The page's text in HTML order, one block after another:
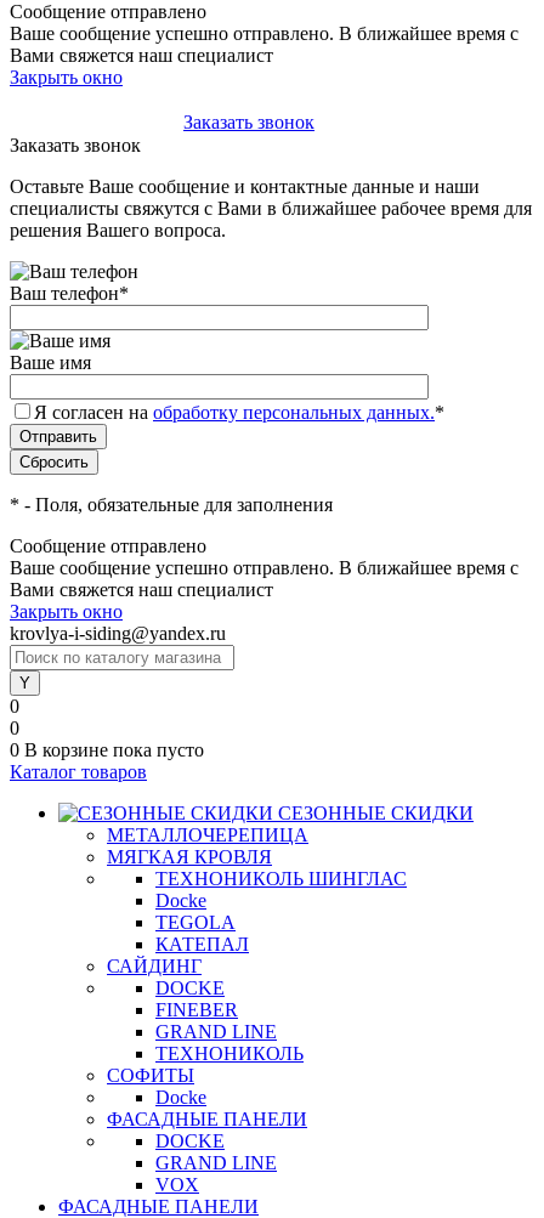
Сообщение отправлено
Ваше сообщение успешно отправлено. В ближайшее время с
Вами свяжется наш специалист
Закрыть окно
Заказать звонок
Заказать звонок
Оставьте Ваше сообщение и контактные данные и наши
специалисты свяжутся с Вами в ближайшее рабочее время для
решения Вашего вопроса.
Ваш телефон*
Ваше имя
Я согласен на обработку персональных данных.*
* - Поля, обязательные для заполнения
Сообщение отправлено
Ваше сообщение успешно отправлено. В ближайшее время с
Вами свяжется наш специалист
Закрыть окно
krovlya-i-siding@yandex.ru
0
0
0 В корзине пока пусто
Каталог товаров
СЕЗОННЫЕ СКИДКИ
МЕТАЛЛОЧЕРЕПИЦА
МЯГКАЯ КРОВЛЯ
ТЕХНОНИКОЛЬ ШИНГЛАС
Docke
TEGOLA
КАТЕПАЛ
САЙДИНГ
DOCKE
FINEBER
GRAND LINE
ТЕХНОНИКОЛЬ
СОФИТЫ
Docke
ФАСАДНЫЕ ПАНЕЛИ
DOCKE
GRAND LINE
VOX
ФАСАДНЫЕ ПАНЕЛИ